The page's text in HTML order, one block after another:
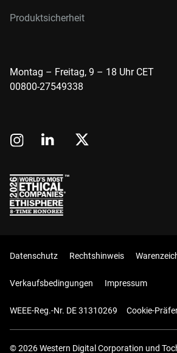
Produktsicherheit
Montag – Freitag, 9 – 18 Uhr CET
00800-27549338
Datenschutz Rechtshinweis
Verkaufsbedingungen Impressum
WEEE-Reg.-Nr. DE 31310269 Cookie-
© 2026 Western Digital Corporation und